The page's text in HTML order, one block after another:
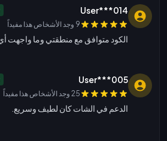
User***014
9 وجد الأشخاص هذا مفيداً
الكود متوافق مع منطقتي وما واجهت أي
User***005
25 وجد الأشخاص هذا مفيداً
الدعم في الشات كان لطيف وسريع.